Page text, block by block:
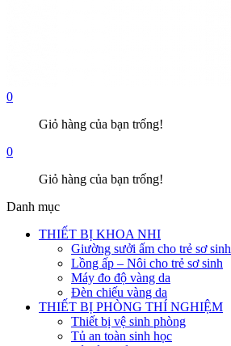
0
Giỏ hàng của bạn trống!
0
Giỏ hàng của bạn trống!
Danh mục
THIẾT BỊ KHOA NHI
Giường sưởi ấm cho trẻ sơ sinh
Lồng ấp – Nôi cho trẻ sơ sinh
Máy đo độ vàng da
Đèn chiếu vàng da
THIẾT BỊ PHÒNG THÍ NGHIỆM
Thiết bị vệ sinh phòng
Tủ an toàn sinh học